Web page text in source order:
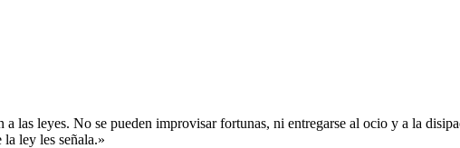
las leyes. No se pueden improvisar fortunas, ni entregarse al ocio y a la
ley les señala.»